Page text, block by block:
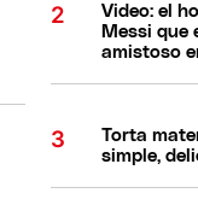
Video: el
Messi que
amistoso
Torta
simple,